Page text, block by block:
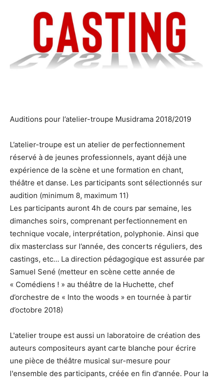
Auditions pour l’atelier-troupe Musidrama 2018/2019
L’atelier-troupe est un atelier de perfectionnement
réservé à de jeunes professionnels, ayant déjà une
expérience de la scène et une formation en chant,
théâtre et danse. Les participants sont sélectionnés sur
audition (minimum 8, maximum 11)
Les participants auront 4h de cours par semaine, les
dimanches soirs, comprenant perfectionnement en
technique vocale, interprétation, polyphonie. Ainsi que
dix masterclass sur l’année, des concerts réguliers, des
castings, etc… La direction pédagogique est assurée par
Samuel Sené (metteur en scène cette année de
« Comédiens ! » au théâtre de la Huchette, chef
d’orchestre de « Into the woods » en tournée à partir
d’octobre 2018)
L'atelier troupe est aussi un laboratoire de création des
auteurs compositeurs ayant carte blanche pour écrire
une pièce de théâtre musical sur-mesure pour
l'ensemble des participants, créée en fin d'année. Pour la